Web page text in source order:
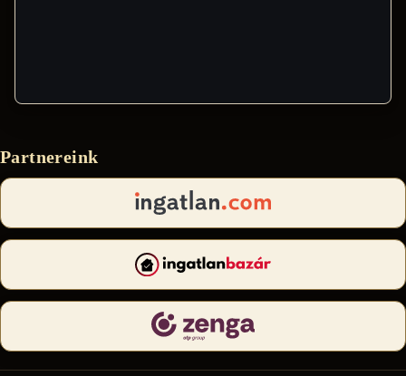
Partnereink